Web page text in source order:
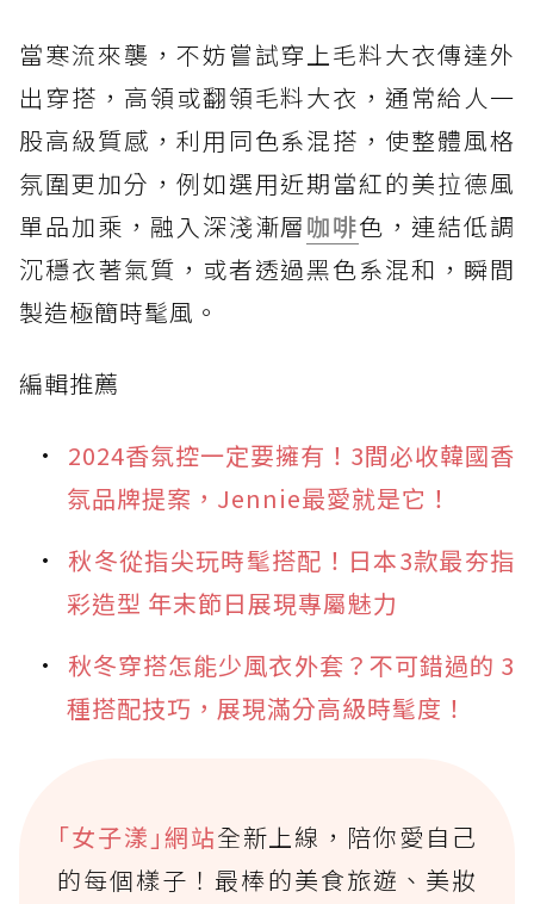
當寒流來襲，不妨嘗試穿上毛料大衣傳達外
出穿搭，高領或翻領毛料大衣，通常給人一
股高級質感，利用同色系混搭，使整體風格
氛圍更加分，例如選用近期當紅的美拉德風
單品加乘，融入深淺漸層咖啡色，連結低調
沉穩衣著氣質，或者透過黑色系混和，瞬間
製造極簡時髦風。
編輯推薦
2024香氛控一定要擁有！3間必收韓國香
氛品牌提案，Jennie最愛就是它！
秋冬從指尖玩時髦搭配！日本3款最夯指
彩造型 年末節日展現專屬魅力
秋冬穿搭怎能少風衣外套？不可錯過的 3
種搭配技巧，展現滿分高級時髦度！
｢女子漾｣網站全新上線，陪你愛自己
的每個樣子！最棒的美食旅遊、美妝